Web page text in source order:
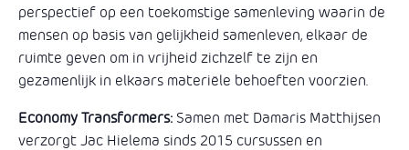
perspectief op een toekomstige samenleving waarin de
mensen op basis van gelijkheid samenleven, elkaar de
ruimte geven om in vrijheid zichzelf te zijn en
gezamenlijk in elkaars materiële behoeften voorzien.
Economy Transformers: Samen met Damaris Matthijsen
verzorgt Jac Hielema sinds 2015 cursussen en